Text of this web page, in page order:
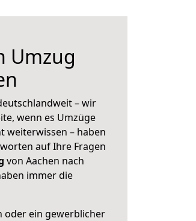
Umzug
– wir
wenn es Umzüge
weiterwissen – haben
auf Ihre Fragen
von Aachen nach
immer die
oder ein gewerblicher